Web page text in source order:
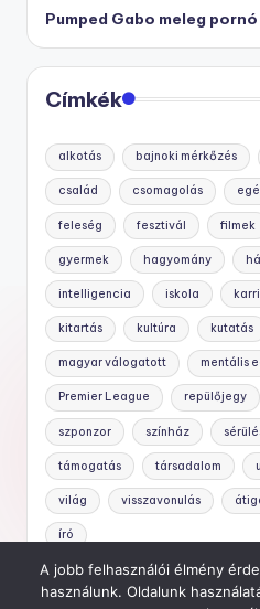
Pumped Gabo meleg
Címkék
alkotás bajnoki mérkőzés
család csomagolás
feleség fesztivál filmek
gyermek hagyomány
intelligencia iskola
kitartás kultúra kutatás
magyar válogatott mentális
Premier League repülőjegy
szponzor színház
támogatás társadalom
világ visszavonulás
író
A jobb felhasználói élmény
használunk. Oldalunk